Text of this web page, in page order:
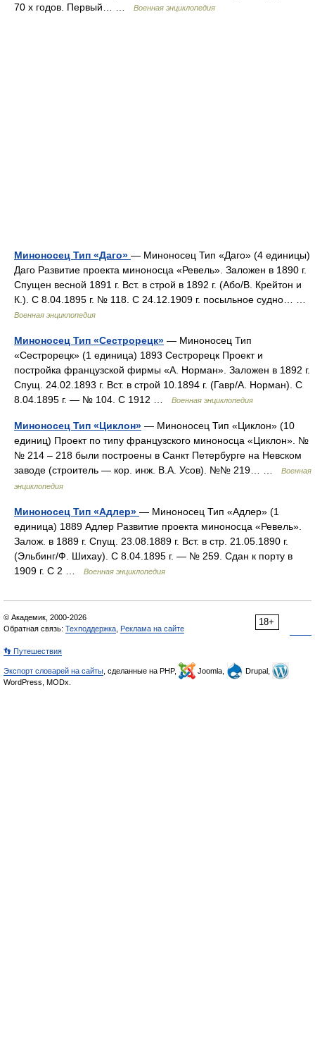
70 х годов. Первый… …
Военная энциклопедия
Миноносец Тип «Даго» — Миноносец Тип «Даго» (4 единицы)
Даго Развитие проекта миноносца «Ревель». Заложен в 1890 г.
Спущен весной 1891 г. Вст. в строй в 1892 г. (Або/В. Крейтон и
К.). С 8.04.1895 г. № 118. С 24.12.1909 г. посыльное судно… …
Военная энциклопедия
Миноносец Тип «Сестрорецк» — Миноносец Тип
«Сестрорецк» (1 единица) 1893 Сестрорецк Проект и
постройка французской фирмы «А. Норман». Заложен в 1892 г.
Спущ. 24.02.1893 г. Вст. в строй 10.1894 г. (Гавр/А. Норман). С
8.04.1895 г. — № 104. С 1912 …
Военная энциклопедия
Миноносец Тип «Циклон» — Миноносец Тип «Циклон» (10
единиц) Проект по типу французского миноносца «Циклон». №
№ 214 – 218 были построены в Санкт Петербурге на Невском
заводе (строитель — кор. инж. В.А. Усов). №№ 219… …
Военная
энциклопедия
Миноносец Тип «Адлер» — Миноносец Тип «Адлер» (1
единица) 1889 Адлер Развитие проекта миноносца «Ревель».
Залож. в 1889 г. Спущ. 23.08.1889 г. Вст. в стр. 21.05.1890 г.
(Эльбинг/Ф. Шихау). С 8.04.1895 г. — № 259. Сдан к порту в
1909 г. С 2 …
Военная энциклопедия
18+
© Академик, 2000-2026
Обратная связь: Техподдержка Реклама на сайте
👣 Путешествия
Экспорт словарей на сайты , сделанные на PHP, Joomla,
Drupal,
WordPress, MODx.